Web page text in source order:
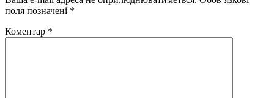
поля позначені *
Коментар *